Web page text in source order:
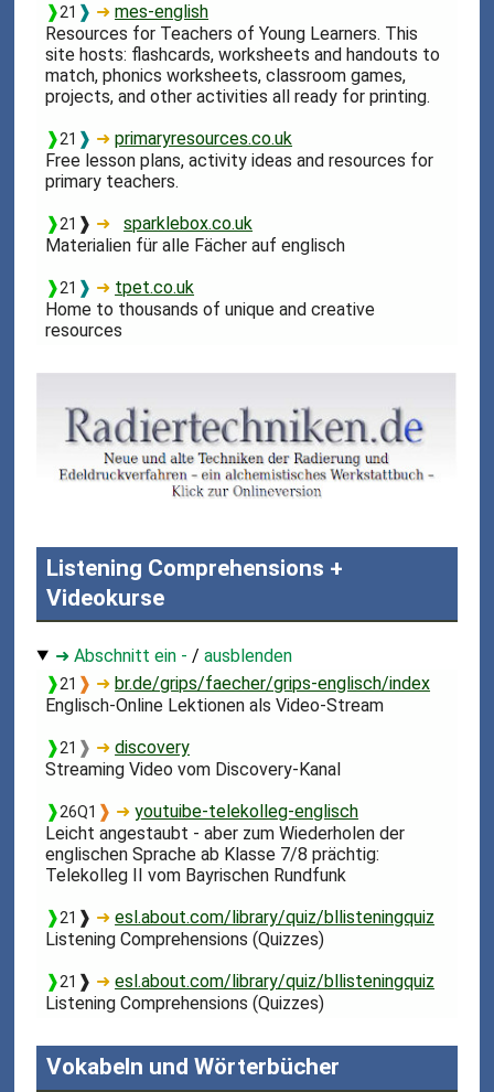
❱21 ❱ ➜mes-english
Resources for Teachers of Young Learners. This
site hosts: flashcards, worksheets and handouts to
match, phonics worksheets, classroom games,
projects, and other activities all ready for printing.
❱21 ❱ ➜primaryresources.co.uk
Free lesson plans, activity ideas and resources for
primary teachers.
❱21 ❱ ➜
sparklebox.co.uk
Materialien für alle Fächer auf englisch
❱21 ❱ ➜ tpet.co.uk
Home to thousands of unique and creative
resources
Listening Comprehensions +
Videokurse
➜ Abschnitt ein - /ausblenden
❱21 ❱ ➜ br.de/grips/faecher/grips-englisch/index
Englisch-Online Lektionen als Video-Stream
❱21 ❱ ➜discovery
Streaming Video vom Discovery-Kanal
❱26Q1 ❱ ➜youtuibe-telekolleg-englisch
Leicht angestaubt - aber zum Wiederholen der
englischen Sprache ab Klasse 7/8 prächtig:
Telekolleg II vom Bayrischen Rundfunk
❱21 ❱ ➜esl.about.com/library/quiz/bllisteningquiz
Listening Comprehensions (Quizzes)
❱21 ❱ ➜esl.about.com/library/quiz/bllisteningquiz
Listening Comprehensions (Quizzes)
Vokabeln und Wörterbücher